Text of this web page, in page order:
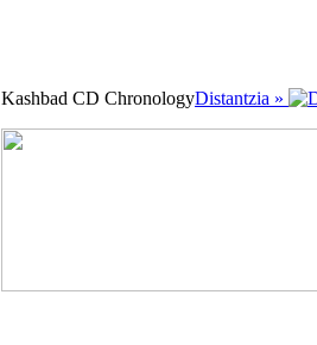
Kashbad CD ChronologyDistantzia »